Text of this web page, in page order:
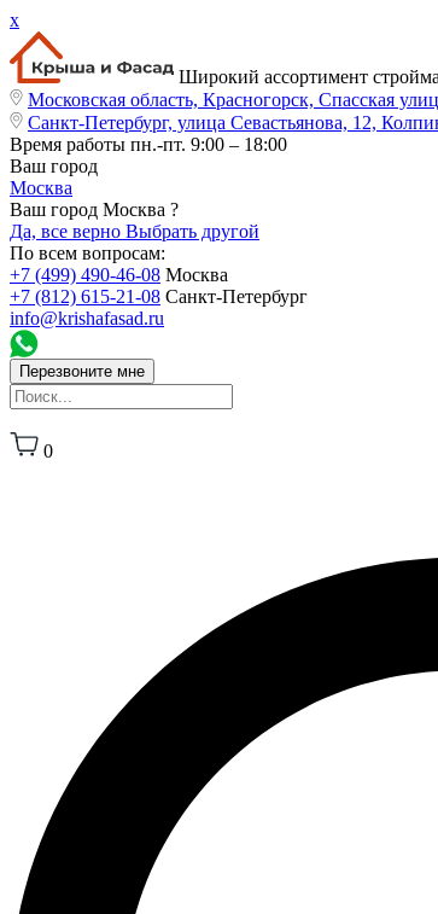
x
Широкий ассортимент
Московская область, Красногорск, Спасская
Санкт-Петербург, улица Севастьянова, 12,
Время работы пн.-пт. 9:00 – 18:00
Ваш город
Москва
Ваш город Москва ?
Да, все верно Выбрать другой
По всем вопросам:
+7 (499) 490-46-08 Москва
+7 (812) 615-21-08 Санкт-Петербург
info@krishafasad.ru
Перезвоните мне
0